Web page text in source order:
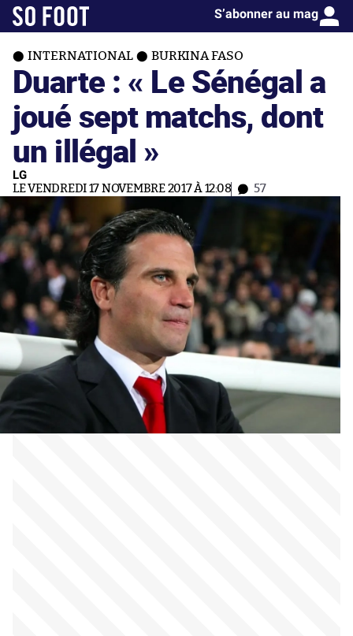
S’abonner au mag
INTERNATIONAL BURKINA FASO
Duarte : « Le Sénégal a
joué sept matchs, dont
un illégal »
LG
LE VENDREDI 17 NOVEMBRE 2017 À 12:08 57